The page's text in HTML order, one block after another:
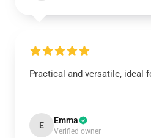
Practical and versatile, ideal
E Emma
Verified owner